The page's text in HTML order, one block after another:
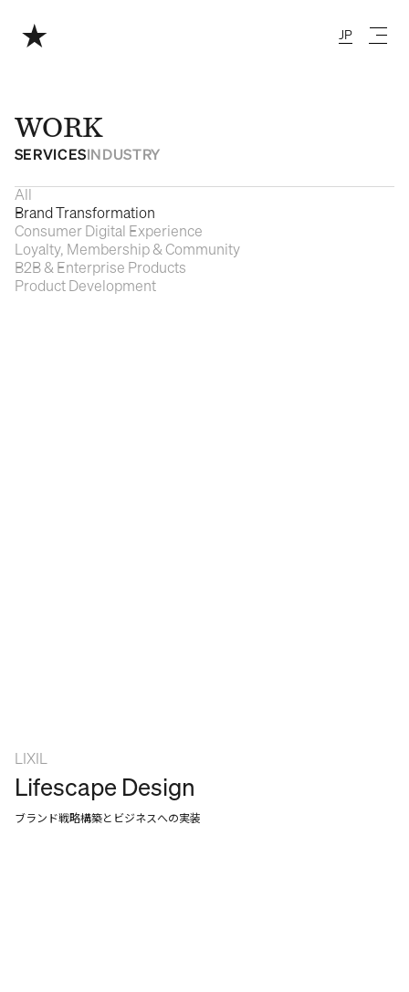
WORK
SERVICES INDUSTRY
All
Brand Transformation
Consumer Digital Experience
Loyalty, Membership & Community
B2B & Enterprise Products
Product Development
LIXIL
Lifescape Design
ブランド戦略構築とビジネスへの実装
JPJapanese